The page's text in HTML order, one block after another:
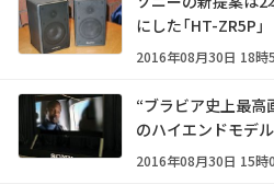
にした「HT-ZR5P」
2016年08月30日 18時
“ブラビア史上最高
のハイエンドモデ
2016年08月30日 15時